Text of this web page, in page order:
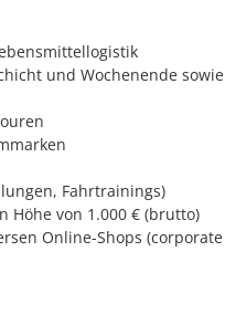
und Wochenende sowie
Fahrtrainings)
Höhe von 1.000 € (brutto)
Online-Shops (corporate